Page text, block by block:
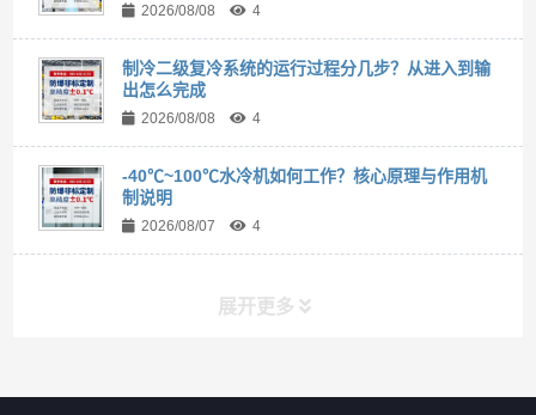
2026/08/08 4
制冷二级复冷系统的运行过程分几步？从进入到输
出怎么完成
2026/08/08 4
-40℃~100℃水冷机如何工作？核心原理与作用机
制说明
2026/08/07 4
展开更多